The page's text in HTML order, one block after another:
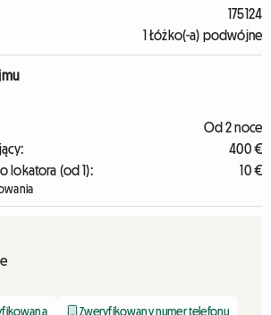
175124
1 Łóżko(-a) podwójne
Od 2 noce
400 €
lokatora (od 1):
10 €
Zweryfikowany numer telefonu